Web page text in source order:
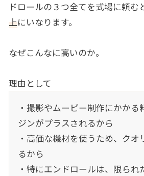
ドロールの３つ全てを式場に頼む
上にいなります。
なぜこんなに高いのか。
理由として
・撮影やムービー制作にかかる
ジンがプラスされるから
・高価な機材を使うため、クオ
るから
・特にエンドロールは、限られ